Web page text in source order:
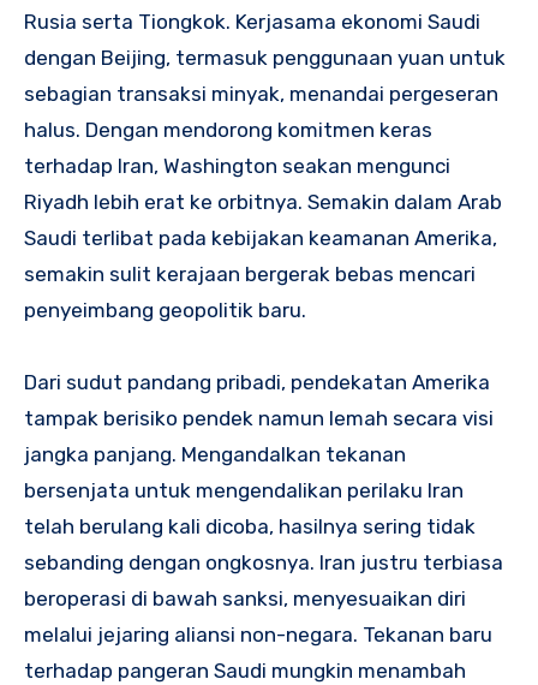
Rusia serta Tiongkok. Kerjasama ekonomi Saudi
dengan Beijing, termasuk penggunaan yuan untuk
sebagian transaksi minyak, menandai pergeseran
halus. Dengan mendorong komitmen keras
terhadap Iran, Washington seakan mengunci
Riyadh lebih erat ke orbitnya. Semakin dalam Arab
Saudi terlibat pada kebijakan keamanan Amerika,
semakin sulit kerajaan bergerak bebas mencari
penyeimbang geopolitik baru.
Dari sudut pandang pribadi, pendekatan Amerika
tampak berisiko pendek namun lemah secara visi
jangka panjang. Mengandalkan tekanan
bersenjata untuk mengendalikan perilaku Iran
telah berulang kali dicoba, hasilnya sering tidak
sebanding dengan ongkosnya. Iran justru terbiasa
beroperasi di bawah sanksi, menyesuaikan diri
melalui jejaring aliansi non-negara. Tekanan baru
terhadap pangeran Saudi mungkin menambah